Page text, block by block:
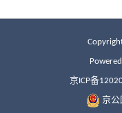
京ICP备
京公